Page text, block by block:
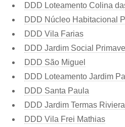
DDD Loteamento Colina
DDD Núcleo Habitacional
DDD Vila Farias
DDD Jardim Social
DDD São Miguel
DDD Loteamento Jardim
DDD Santa Paula
DDD Jardim Termas Riviera
DDD Vila Frei Mathias